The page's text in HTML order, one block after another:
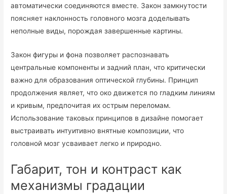
автоматически соединяются вместе. Закон замкнутости
поясняет наклонность головного мозга доделывать
неполные виды, порождая завершенные картины.
Закон фигуры и фона позволяет распознавать
центральные компоненты и задний план, что критически
важно для образования оптической глубины. Принцип
продолжения являет, что око движется по гладким линиям
и кривым, предпочитая их острым переломам.
Использование таковых принципов в дизайне помогает
выстраивать интуитивно внятные композиции, что
головной мозг усваивает легко и природно.
Габарит, тон и контраст как
механизмы градации